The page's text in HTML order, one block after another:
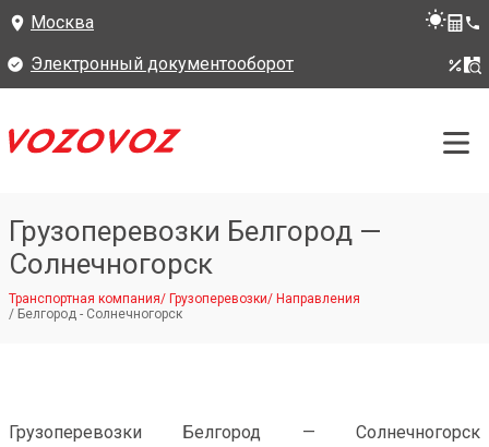
Москва
Электронный документооборот
Грузоперевозки Белгород —
Солнечногорск
Транспортная компания/ Грузоперевозки/ Направления
/ Белгород - Солнечногорск
Грузоперевозки Белгород — Солнечногорск